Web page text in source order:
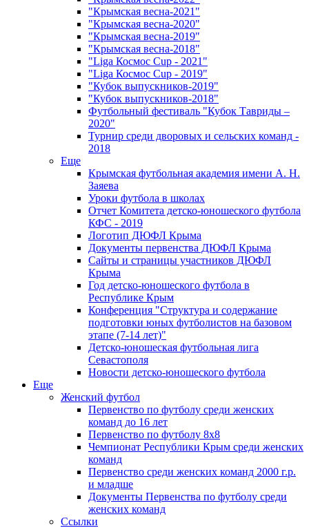
"Крымская весна-2021"
"Крымская весна-2020"
"Крымская весна-2019"
"Крымская весна-2018"
"Liga Космос Cup - 2021"
"Liga Космос Cup - 2019"
"Кубок выпускников-2019"
"Кубок выпускников-2018"
Футбольный фестиваль "Кубок Тавриды –
2020"
Турнир среди дворовых и сельских команд -
2018
Еще
Крымская футбольная академия имени А. Н.
Заяева
Уроки футбола в школах
Отчет Комитета детско-юношеского футбола
КФС - 2019
Логотип ДЮФЛ Крыма
Документы первенства ДЮФЛ Крыма
Сайты и страницы участников ДЮФЛ
Крыма
Год детско-юношеского футбола в
Республике Крым
Конференция "Структура и содержание
подготовки юных футболистов на базовом
этапе (7-14 лет)"
Детско-юношеская футбольная лига
Севастополя
Новости детско-юношеского футбола
Еще
Женский футбол
Первенство по футболу среди женских
команд до 16 лет
Первенство по футболу 8х8
Чемпионат Республики Крым среди женских
команд
Первенство среди женских команд 2000 г.р.
и младше
Документы Первенства по футболу среди
женских команд
Ссылки